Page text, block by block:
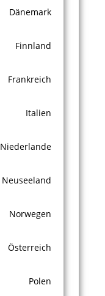
Dänemark
Finnland
Frankreich
Italien
Niederlande
Neuseeland
Norwegen
Österreich
Polen